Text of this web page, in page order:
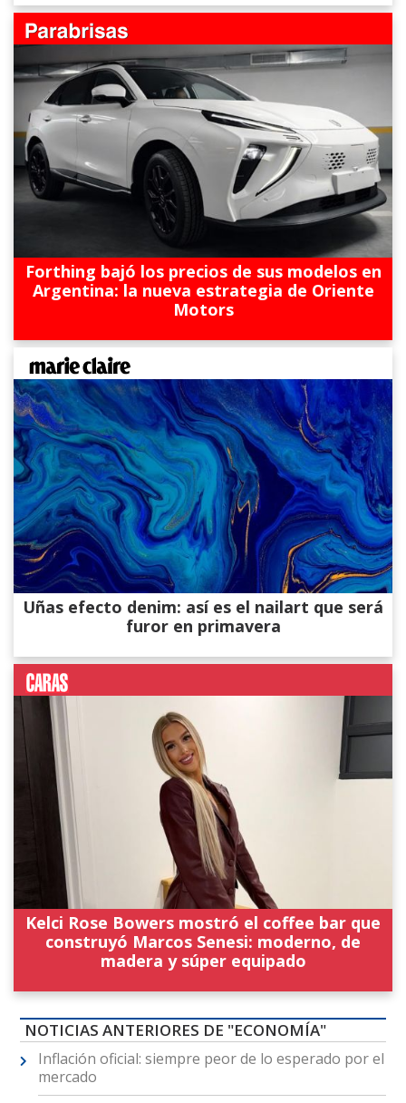
Forthing bajó los precios de sus modelos en
Argentina: la nueva estrategia de Oriente
Motors
Uñas efecto denim: así es el nailart que será
furor en primavera
Kelci Rose Bowers mostró el coffee bar que
construyó Marcos Senesi: moderno, de
madera y súper equipado
NOTICIAS ANTERIORES DE "ECONOMÍA"
Inflación oficial: siempre peor de lo esperado por el
mercado